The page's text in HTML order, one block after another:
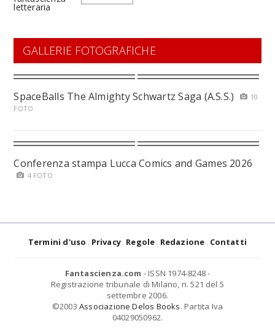
GALLERIE FOTOGRAFICHE
SpaceBalls The Almighty Schwartz Saga (A.S.S.)
10
FOTO
Conferenza stampa Lucca Comics and Games 2026
4 FOTO
Termini d'uso Privacy Regole Redazione Contatti
Fantascienza.com - ISSN 1974-8248 -
Registrazione tribunale di Milano, n. 521 del 5
settembre 2006.
©2003 Associazione Delos Books. Partita Iva
04029050962.